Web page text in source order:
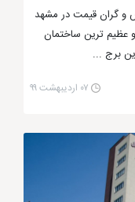
و گران قیمت در مشهد
عظیم ترین ساختمان
برج ...
۰۷ اردیبهشت ۹۹